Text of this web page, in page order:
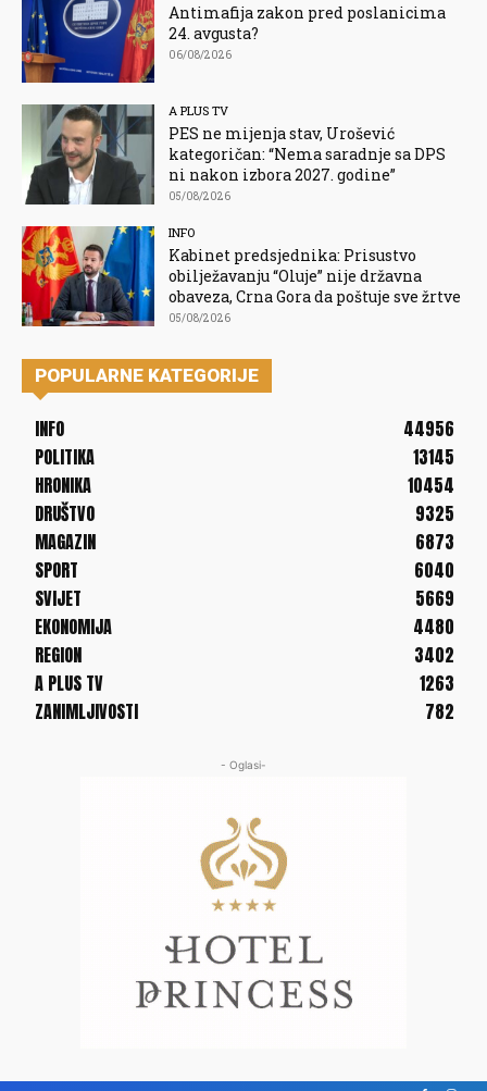
Antimafija zakon pred poslanicima
24. avgusta?
06/08/2026
A PLUS TV
PES ne mijenja stav, Urošević
kategoričan: “Nema saradnje sa DPS
ni nakon izbora 2027. godine”
05/08/2026
INFO
Kabinet predsjednika: Prisustvo
obilježavanju “Oluje” nije državna
obaveza, Crna Gora da poštuje sve žrtve
05/08/2026
POPULARNE KATEGORIJE
INFO
44956
POLITIKA
13145
HRONIKA
10454
DRUŠTVO
9325
MAGAZIN
6873
SPORT
6040
SVIJET
5669
EKONOMIJA
4480
REGION
3402
A PLUS TV
1263
ZANIMLJIVOSTI
782
- Oglasi-